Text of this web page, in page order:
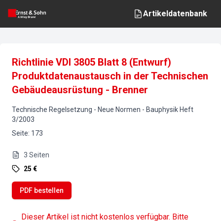
Artikeldatenbank
Richtlinie VDI 3805 Blatt 8 (Entwurf)
Produktdatenaustausch in der Technischen
Gebäudeausrüstung - Brenner
Technische Regelsetzung - Neue Normen - Bauphysik Heft
3/2003
Seite: 173
3 Seiten
25 €
PDF bestellen
Dieser Artikel ist nicht kostenlos verfügbar. Bitte